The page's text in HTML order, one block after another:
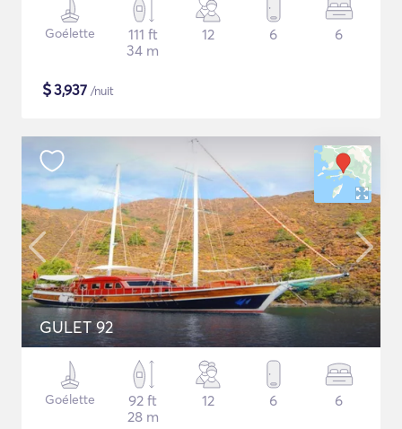
Goélette
111 ft
34 m
12 6 6
$3,937 /nuit
GULET 92
Goélette
92 ft
28 m
12 6 6